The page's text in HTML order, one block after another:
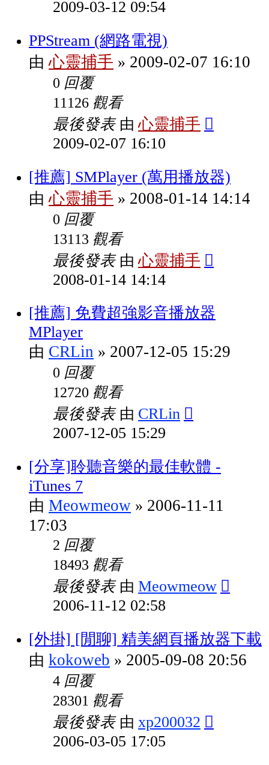
2009-03-12 09:54
PPStream (網路電視)
由心靈捕手 » 2009-02-07 16:10
0 回覆
11126 觀看
最後發表 由心靈捕手
2009-02-07 16:10
[推薦] SMPlayer (萬用播放器)
由心靈捕手 » 2008-01-14 14:14
0 回覆
13113 觀看
最後發表 由心靈捕手
2008-01-14 14:14
[推薦] 免費超強影音播放器
MPlayer
由 CRLin » 2007-12-05 15:29
0 回覆
12720 觀看
最後發表 由 CRLin
2007-12-05 15:29
[分享]聆聽音樂的最佳軟體 -
iTunes 7
由 Meowmeow » 2006-11-11
17:03
2 回覆
18493 觀看
最後發表 由 Meowmeow
2006-11-12 02:58
[外掛] [閒聊] 精美網頁播放器下載
由 kokoweb » 2005-09-08 20:56
4 回覆
28301 觀看
最後發表 由 xp200032
2006-03-05 17:05